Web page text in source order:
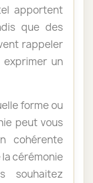
apportent
que des
rappeler
un
forme ou
peut vous
cohérente
cérémonie
souhaitez